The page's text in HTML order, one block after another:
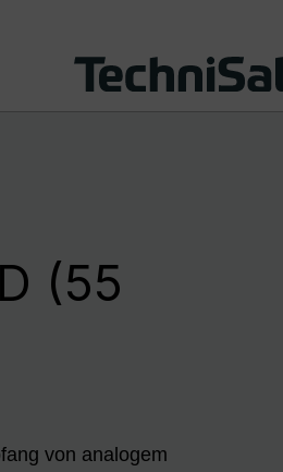
(55
von analogem